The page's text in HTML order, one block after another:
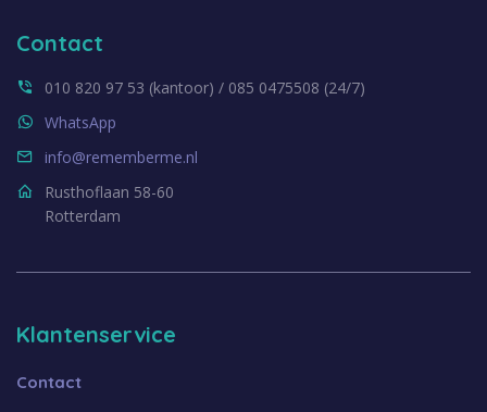
Contact
010 820 97 53 (kantoor) / 085 0475508 (24/7)
WhatsApp
info@rememberme.nl
Rusthoflaan 58-60
Rotterdam
Klantenservice
Contact